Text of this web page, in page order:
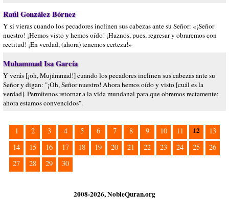
Raúl González Bórnez
Y si vieras cuando los pecadores inclinen sus cabezas ante su Señor: «¡Señor
nuestro! ¡Hemos visto y hemos oído! ¡Haznos, pues, regresar y obraremos con
rectitud! ¡En verdad, (ahora) tenemos certeza!»
Muhammad Isa García
Y verás [¡oh, Mujámmad!] cuando los pecadores inclinen sus cabezas ante su
Señor y digan: "¡Oh, Señor nuestro! Ahora hemos oído y visto [cuál es la
verdad]. Permítenos retornar a la vida mundanal para que obremos rectamente;
ahora estamos convencidos".
1 2 3 4 5 6 7 8 9 10 11 12
13
14
15 16 17 18 19 20 21 22 23 24 25
26
27
28 29 30
2008-2026, NobleQuran.org